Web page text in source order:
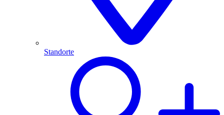
Standorte